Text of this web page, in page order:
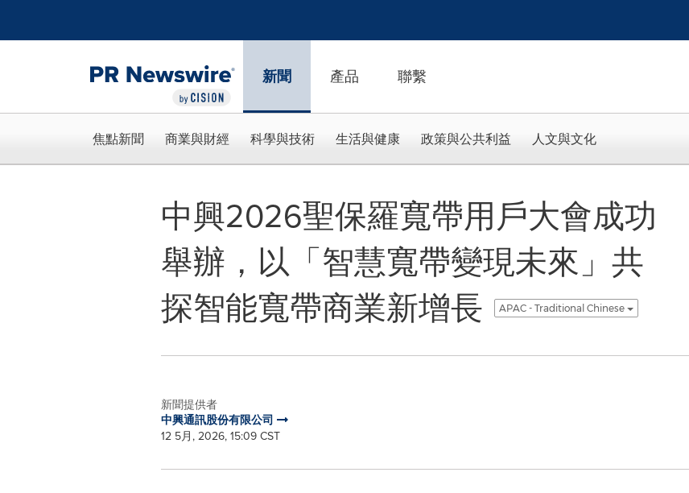
新聞 產品 聯繫
焦點新聞 商業與財經 科學與技術 生活與健康 政策與公共利益 人文與文化
中興2026聖保羅寬帶用戶大會成功
舉辦，以「智慧寬帶變現未來」共
探智能寬帶商業新增長
APAC - Traditional Chinese
新聞提供者
中興通訊股份有限公司
12 5月, 2026, 15:09 CST